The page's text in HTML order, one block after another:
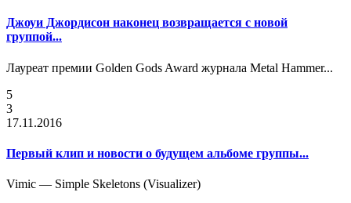
Джоуи Джордисон наконец возвращается с новой
группой...
Лауреат премии Golden Gods Award журнала Metal Hammer...
5
3
17.11.2016
Первый клип и новости о будущем альбоме группы...
Vimic — Simple Skeletons (Visualizer)